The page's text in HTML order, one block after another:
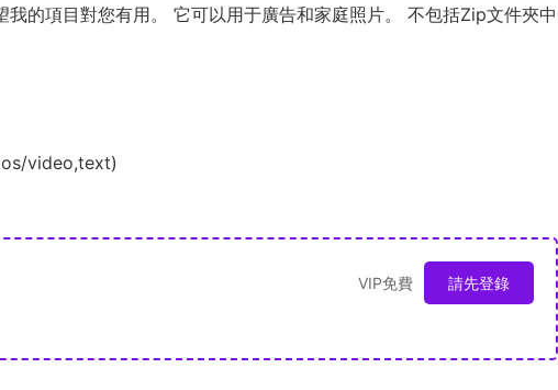
的項目對您有用。 它可以用于廣告和家庭照片。 不包括Zip文件夾中
video,text)
VIP免費 請先登錄